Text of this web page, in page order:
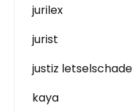
jurilex
jurist
justiz letselschade
kaya